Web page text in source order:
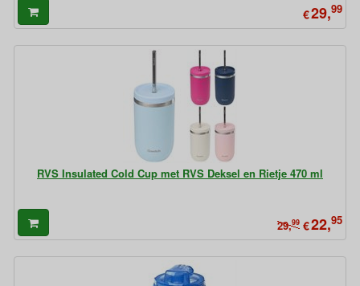
€29,99
RVS Insulated Cold Cup met RVS Deksel en Rietje 470 ml
29,99 €22,95